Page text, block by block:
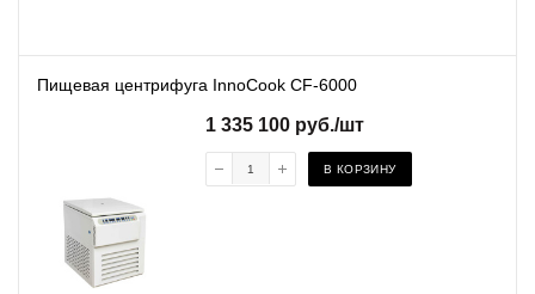
Пищевая центрифуга InnoCook CF-6000
1 335 100 руб./шт
В КОРЗИНУ